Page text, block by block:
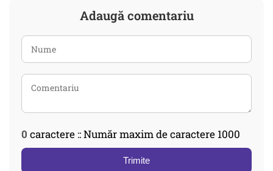
Adaugă comentariu
0 caractere :: Număr maxim de caractere 1000
Trimite